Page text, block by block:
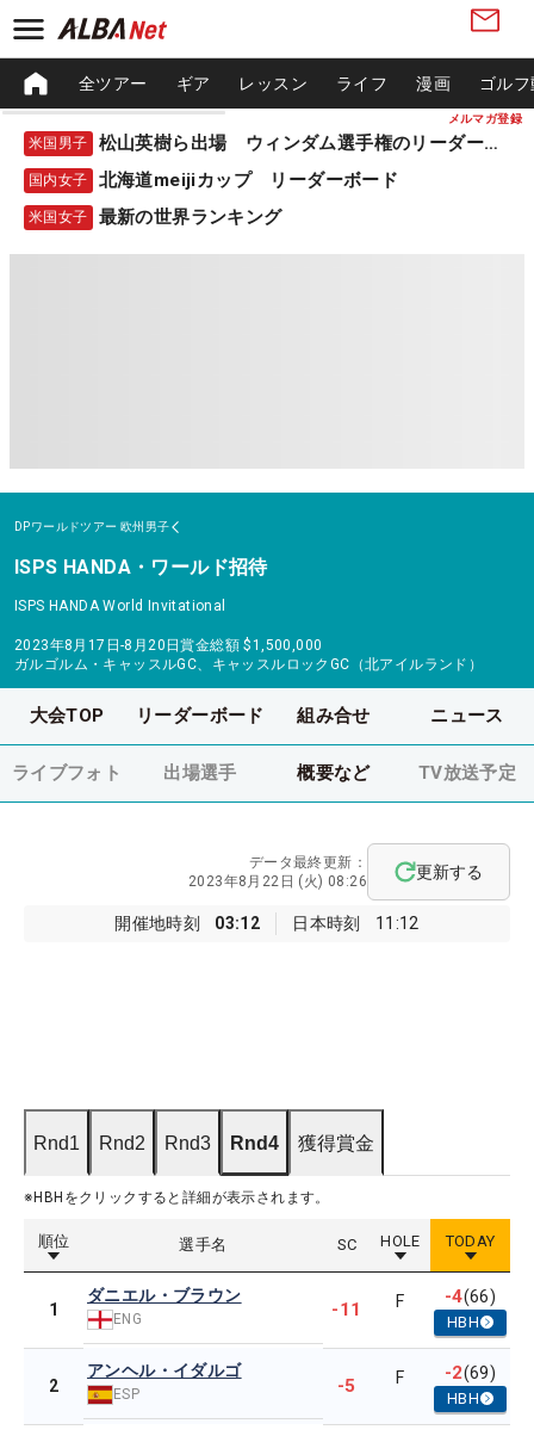
メルマガ登録
全ツアー ギア レッスン ライフ 漫画 ゴル
米国男子 松山英樹ら出場 ウィンダム選手権のリーダーボード
国内女子 北海道meijiカップ リーダーボード
米国女子 最新の世界ランキング
DPワールドツアー 欧州男子
ISPS HANDA・ワールド招待
ISPS HANDA World Invitational
2023年8月17日-8月20日賞金総額 $1,500,000
ガルゴルム・キャッスルGC、キャッスルロックGC（北アイルランド）
大会TOP リーダーボード 組み合せ ニュース
ライブフォト 出場選手 概要など TV放送予定
開催地時刻 03:12 日本時刻 11:12
データ最終更新：
2023年8月22日 (火) 08:26
更新する
Rnd1 Rnd2 Rnd3 Rnd4 獲得賞金
※HBHをクリックすると詳細が表示されます。
順位 選手名 SC HOLE TODAY
1
ダニエル・ブラウン
ENG -11 F -4(66)
HBH
2
アンヘル・イダルゴ
ESP -5 F -2(69)
HBH